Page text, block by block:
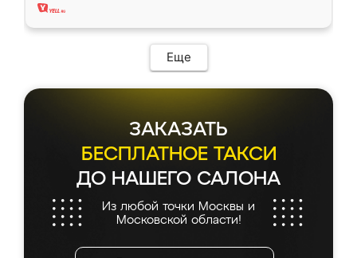
Еще
ЗАКАЗАТЬ
БЕСПЛАТНОЕ ТАКСИ
ДО НАШЕГО САЛОНА
Из любой точки Москвы и
Московской области!